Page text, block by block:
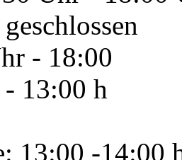
- 18:00
13:00 h
13:00 -14:00